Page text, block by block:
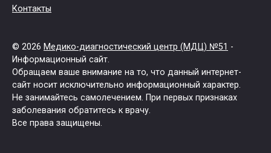
Контакты
© 2026 Медико-диагностический центр (МДЦ) №51 -
Информационный сайт.
Обращаем ваше внимание на то, что данный интернет-
сайт носит исключительно информационный характер.
Не занимайтесь самолечением. При первых признаках
заболевания обратитесь к врачу.
Все права защищены.